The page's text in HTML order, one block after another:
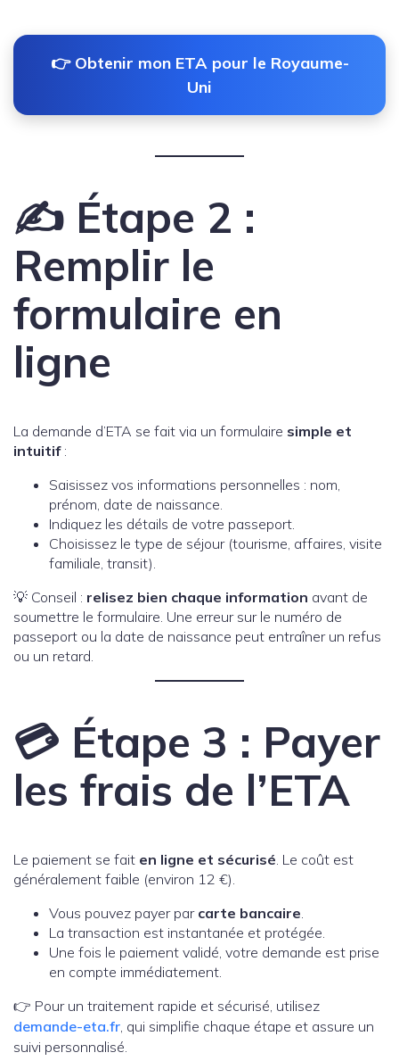
👉 Obtenir mon ETA pour le Royaume-
Uni
✍️ Étape 2 :
Remplir le
formulaire en
ligne
La demande d’ETA se fait via un formulaire simple et
intuitif:
Saisissez vos informations personnelles : nom,
prénom, date de naissance.
Indiquez les détails de votre passeport.
Choisissez le type de séjour (tourisme, affaires, visite
familiale, transit).
💡 Conseil : relisez bien chaque information avant de
soumettre le formulaire. Une erreur sur le numéro de
passeport ou la date de naissance peut entraîner un refus
ou un retard.
💳 Étape 3 : Payer
les frais de l’ETA
Le paiement se fait en ligne et sécurisé . Le coût est
généralement faible (environ 12 €).
Vous pouvez payer par carte bancaire
La transaction est instantanée et protégée.
Une fois le paiement validé, votre demande est prise
en compte immédiatement.
👉 Pour un traitement rapide et sécurisé, utilisez
demande-eta.fr , qui simplifie chaque étape et assure un
suivi personnalisé.